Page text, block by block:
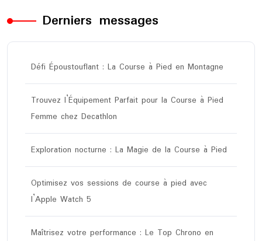
Derniers messages
Défi Époustouflant : La Course à Pied en Montagne
Trouvez l’Équipement Parfait pour la Course à Pied
Femme chez Decathlon
Exploration nocturne : La Magie de la Course à Pied
Optimisez vos sessions de course à pied avec
l’Apple Watch 5
Maîtrisez votre performance : Le Top Chrono en